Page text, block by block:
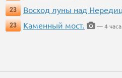
23
Восход луны над
23
Каменный мост. — 4